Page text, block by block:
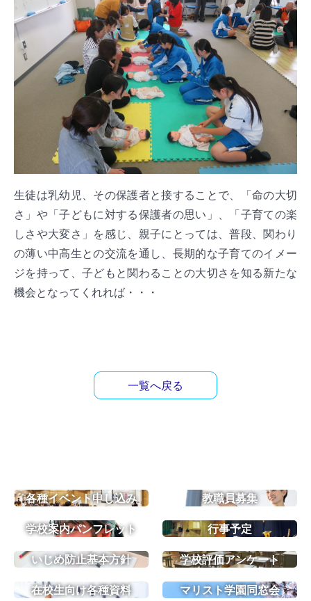
生徒は乳幼児、その保護者と接することで、「命の大切
さ」や「子どもに対する保護者の思い」、「子育ての楽
しさや大変さ」を感じ、親子にとっては、普段、関わり
の薄い中高生との交流を通し、長期的な子育てのイメー
ジを持って、子どもと関わることの大切さを知る新たな
機会となってくれれば・・・
一覧へ戻る
各種イベント申し込み 教職員募集
学校案内パンフレット 行事予定
いじめ防止基本方針 学校評価アンケート
在校生向け各種資料 マリスト学園同窓会